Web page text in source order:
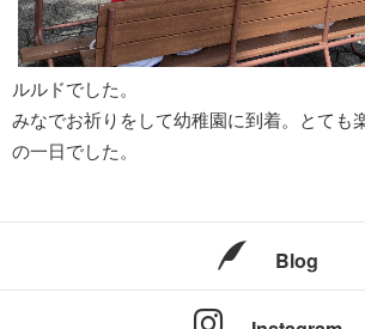
ルルドでした。
みなでお祈りをして幼稚園に到着。とても
の一日でした。
Blog